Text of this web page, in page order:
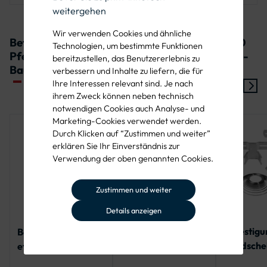
weitergehen
Wir verwenden Cookies und ähnliche
Technologien, um bestimmte Funktionen
bereitzustellen, das Benutzererlebnis zu
verbessern und Inhalte zu liefern, die für
Ihre Interessen relevant sind. Je nach
ihrem Zweck können neben technisch
notwendigen Cookies auch Analyse- und
Marketing-Cookies verwendet werden.
Durch Klicken auf “Zustimmen und weiter”
erklären Sie Ihr Einverständnis zur
Verwendung der oben genannten Cookies.
Zustimmen und weiter
Details anzeigen
An Kreuzungen oder Einmündungen, wo die
Autobahnzufahrt nach rechts führt.
Befestigungssets für Verkehrszeichen 430-20
Pfeilwegweiser zur Autobahn, rechtsweisend -
Bauart: Flachform 3:
Bandbefestigungss
et für ein Alform-